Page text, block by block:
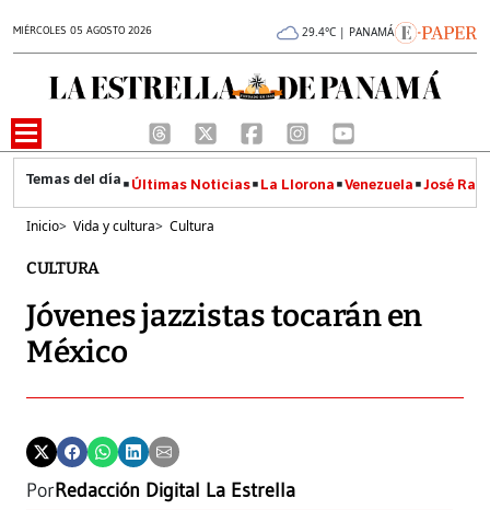
MIÉRCOLES 05 AGOSTO 2026 29.4°C | PANAMÁ
Últimas Noticias La Llorona Venezuela José
Inicio> Vida y cultura> Cultura
CULTURA
Jóvenes jazzistas tocarán en
México
PorRedacción Digital La Estrella